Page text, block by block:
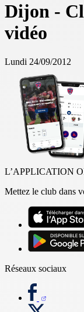
Dijon -
vidéo
Lundi 24/09/2012
L’APPLICATION
Mettez le club dans
Réseaux sociaux